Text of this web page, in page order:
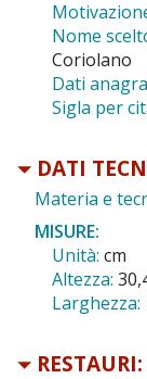
Nome
Coriolano
Dati
Sigla per
DATI
Materia e
MISURE:
Unità: cm
Altezza:
Larghezza:
RESTAURI: